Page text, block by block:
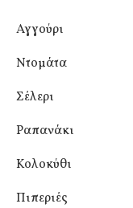
Αγγούρι
Ντομάτα
Σέλερι
Ραπανάκι
Κολοκύθι
Πιπεριές